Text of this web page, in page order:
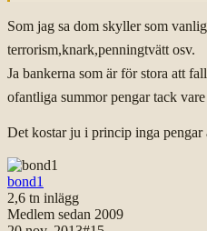
Som jag sa dom skyller som
terrorism,knark,penningtvätt osv.
Ja bankerna som är för stora att
ofantliga summor pengar tack
Det kostar ju i princip inga pengar
bond1
2,6 tn inlägg
Medlem sedan 2009